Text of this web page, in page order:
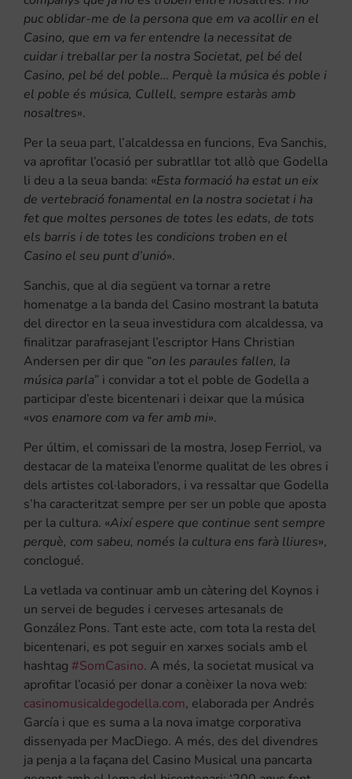
puc oblidar-me de la persona que em va acollir en el
Casino, que em va fer entendre la necessitat de
cuidar i treballar per la nostra Societat, pel bé del
Casino, pel bé del poble… Perquè la música és poble i
el poble és música, Cullell, sempre estaràs amb
nosaltres».
Per la seua part, l’alcaldessa en funcions, Eva Sanchis,
va aprofitar l’ocasió per subratllar tot allò que Godella
li deu a la seua banda: «Esta formació ha estat un eix
de vertebració fonamental en la nostra societat i ha
fet que moltes persones de totes les edats, de tots
els barris i de totes les condicions troben en el
Casino el seu punt d’unió».
Sanchis, que al dia següent va tornar a retre
homenatge a la banda del Casino mostrant la batuta
del director en la seua investidura com alcaldessa, va
finalitzar parafrasejant l’escriptor Hans Christian
Andersen per dir que “on les paraules fallen, la
música parla” i convidar a tot el poble de Godella a
participar d’este bicentenari i deixar que la música
«vos enamore com va fer amb mi».
Per últim, el comissari de la mostra, Josep Ferriol, va
destacar de la mateixa l’enorme qualitat de les obres i
dels artistes col·laboradors, i va ressaltar que Godella
s’ha caracteritzat sempre per ser un poble que aposta
per la cultura. «Així espere que continue sent sempre
perquè, com sabeu, només la cultura ens farà lliures»,
conclogué.
La vetlada va continuar amb un càtering del Koynos i
un servei de begudes i cerveses artesanals de
González Pons. Tant este acte, com tota la resta del
bicentenari, es pot seguir en xarxes socials amb el
hashtag #SomCasino. A més, la societat musical va
aprofitar l’ocasió per donar a conèixer la nova web:
casinomusicaldegodella.com, elaborada per Andrés
García i que es suma a la nova imatge corporativa
dissenyada per MacDiego. A més, des del divendres
ja penja a la façana del Casino Musical una pancarta